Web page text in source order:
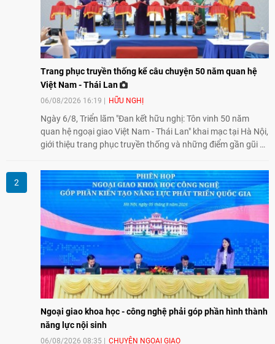
Trang phục truyền thống kể câu chuyện 50 năm quan hệ
Việt Nam - Thái Lan
06/08/2026 16:19 HỮU NGHỊ
Ngày 6/8, Triển lãm "Đan kết hữu nghị: Tôn vinh 50 năm
quan hệ ngoại giao Việt Nam - Thái Lan" khai mạc tại Hà Nội,
giới thiệu trang phục truyền thống và những điểm gần gũi về
giao lưu nhân dân trong chặng đường nửa thế kỷ quan hệ
song phương.
Ngoại giao khoa học - công nghệ phải góp phần hình thành
năng lực nội sinh
06/08/2026 08:35 CHUYỆN NGOẠI GIAO